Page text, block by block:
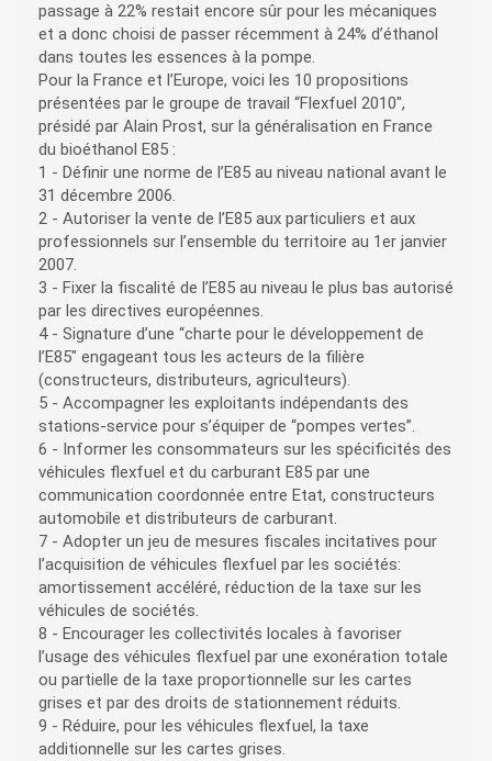
passage à 22% restait encore sûr pour les mécaniques
et a donc choisi de passer récemment à 24% d’éthanol
dans toutes les essences à la pompe.
Pour la France et l’Europe, voici les 10 propositions
présentées par le groupe de travail “Flexfuel 2010″,
présidé par Alain Prost, sur la généralisation en France
du bioéthanol E85 :
1 - Définir une norme de l’E85 au niveau national avant le
31 décembre 2006.
2 - Autoriser la vente de l’E85 aux particuliers et aux
professionnels sur l’ensemble du territoire au 1er janvier
2007.
3 - Fixer la fiscalité de l’E85 au niveau le plus bas autorisé
par les directives européennes.
4 - Signature d’une “charte pour le développement de
l’E85″ engageant tous les acteurs de la filière
(constructeurs, distributeurs, agriculteurs).
5 - Accompagner les exploitants indépendants des
stations-service pour s’équiper de “pompes vertes”.
6 - Informer les consommateurs sur les spécificités des
véhicules flexfuel et du carburant E85 par une
communication coordonnée entre Etat, constructeurs
automobile et distributeurs de carburant.
7 - Adopter un jeu de mesures fiscales incitatives pour
l’acquisition de véhicules flexfuel par les sociétés:
amortissement accéléré, réduction de la taxe sur les
véhicules de sociétés.
8 - Encourager les collectivités locales à favoriser
l’usage des véhicules flexfuel par une exonération totale
ou partielle de la taxe proportionnelle sur les cartes
grises et par des droits de stationnement réduits.
9 - Réduire, pour les véhicules flexfuel, la taxe
additionnelle sur les cartes grises.